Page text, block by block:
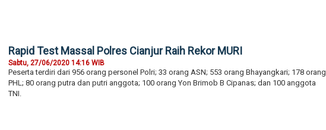
Rapid Test Massal Polres Cianjur Raih Rekor MURI
Sabtu, 27/06/2020 14:16 WIB
Peserta terdiri dari 956 orang personel Polri; 33 orang ASN; 553 orang Bhayangkari; 178 orang
PHL; 80 orang putra dan putri anggota; 100 orang Yon Brimob B Cipanas; dan 100 anggota
TNI.